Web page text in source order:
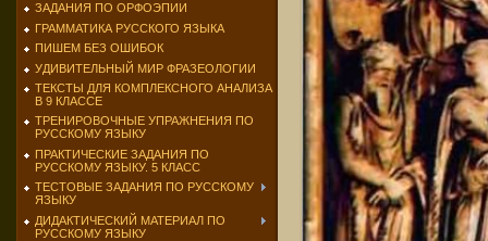
ЗАДАНИЯ ПО ОРФОЭПИИ
ГРАММАТИКА РУССКОГО ЯЗЫКА
ПИШЕМ БЕЗ ОШИБОК
УДИВИТЕЛЬНЫЙ МИР ФРАЗЕОЛОГИИ
ТЕКСТЫ ДЛЯ КОМПЛЕКСНОГО АНАЛИЗА
В 9 КЛАССЕ
ТРЕНИРОВОЧНЫЕ УПРАЖНЕНИЯ ПО
РУССКОМУ ЯЗЫКУ
ПРАКТИЧЕСКИЕ ЗАДАНИЯ ПО
РУССКОМУ ЯЗЫКУ. 5 КЛАСС
ТЕСТОВЫЕ ЗАДАНИЯ ПО РУССКОМУ
ЯЗЫКУ
ДИДАКТИЧЕСКИЙ МАТЕРИАЛ ПО
РУССКОМУ ЯЗЫКУ